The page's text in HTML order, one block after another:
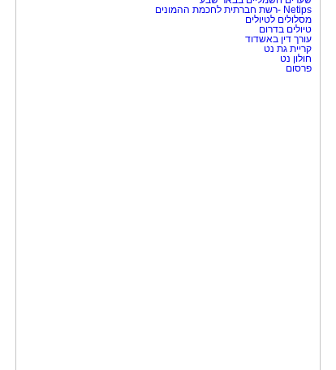
Netips -רשת חברתית לחכמת ההמונים
מסלולים לטיולים
טיולים בדרום
עורך דין באשדוד
קריית גת נט
חולון נט
פרסום